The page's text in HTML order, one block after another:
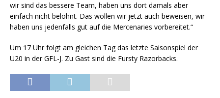
wir sind das bessere Team, haben uns dort damals aber
einfach nicht belohnt. Das wollen wir jetzt auch beweisen, wir
haben uns jedenfalls gut auf die Mercenaries vorbereitet.“
Um 17 Uhr folgt am gleichen Tag das letzte Saisonspiel der
U20 in der GFL-J. Zu Gast sind die Fursty Razorbacks.